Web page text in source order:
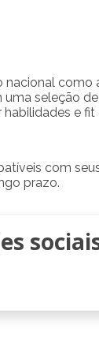
seleção
e fit
com
prazo.